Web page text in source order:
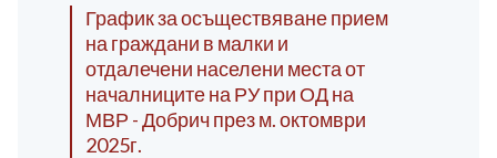
График за осъществяване прием
на граждани в малки и
отдалечени населени места от
началниците на РУ при ОД на
МВР - Добрич през м. октомври
2025г.